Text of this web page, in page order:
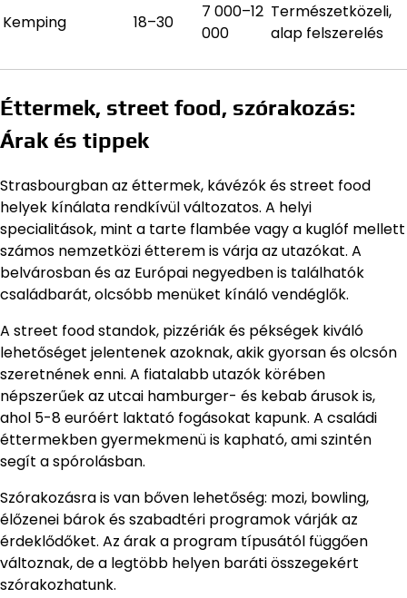
Kemping
18–30
7 000–12
000
Természetközeli,
alap felszerelés
Éttermek, street food, szórakozás:
Árak és tippek
Strasbourgban az éttermek, kávézók és street food
helyek kínálata rendkívül változatos. A helyi
specialitások, mint a tarte flambée vagy a kuglóf mellett
számos nemzetközi étterem is várja az utazókat. A
belvárosban és az Európai negyedben is találhatók
családbarát, olcsóbb menüket kínáló vendéglők.
A street food standok, pizzériák és pékségek kiváló
lehetőséget jelentenek azoknak, akik gyorsan és olcsón
szeretnének enni. A fiatalabb utazók körében
népszerűek az utcai hamburger- és kebab árusok is,
ahol 5-8 euróért laktató fogásokat kapunk. A családi
éttermekben gyermekmenü is kapható, ami szintén
segít a spórolásban.
Szórakozásra is van bőven lehetőség: mozi, bowling,
élőzenei bárok és szabadtéri programok várják az
érdeklődőket. Az árak a program típusától függően
változnak, de a legtöbb helyen baráti összegekért
szórakozhatunk.